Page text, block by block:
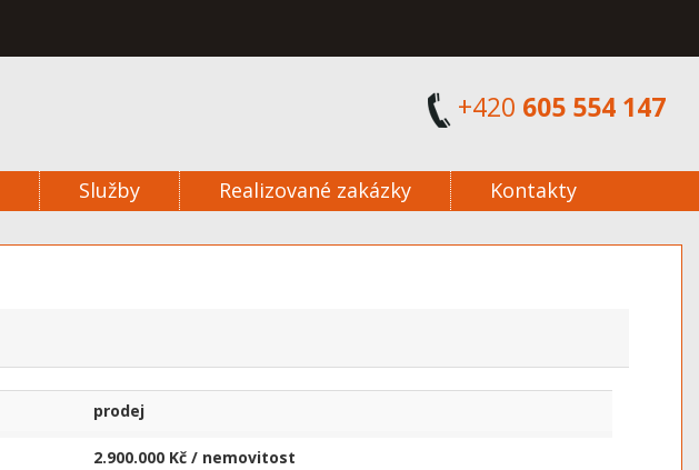
+420 605 554 147
Služby Realizované zakázky Kontakty
prodej
2.900.000 Kč / nemovitost